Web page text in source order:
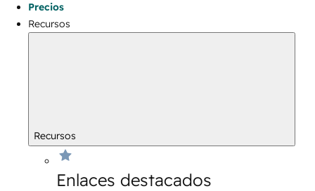
Precios
Recursos
Recursos
Enlaces destacados